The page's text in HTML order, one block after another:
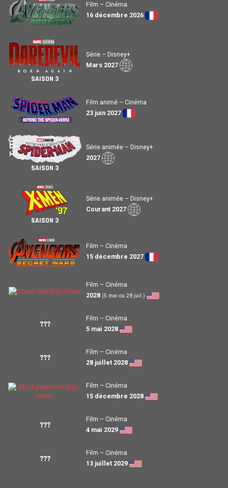
Film – Cinéma
16 décembre 2026
SAISON 3
Série – Disney+
Mars 2027
Film animé – Cinéma
23 juin 2027
SAISON 3
Série animée – Disney+
2027
SAISON 3
Série animée – Disney+
Courant 2027
Film – Cinéma
15 décembre 2027
Film – Cinéma
2028 (5 mai ou 28 juil.)
???
Film – Cinéma
5 mai 2028
???
Film – Cinéma
28 juillet 2028
Film – Cinéma
15 décembre 2028
???
Film – Cinéma
4 mai 2029
???
Film – Cinéma
13 juillet 2029